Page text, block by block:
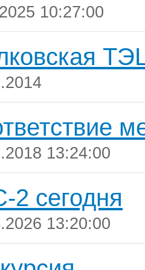
10:27:00
13:24:00
2 сегодня
13:20:00